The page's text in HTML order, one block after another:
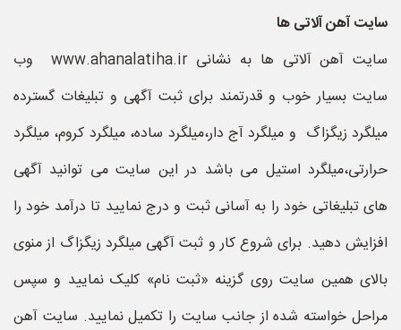
سایت آهن آلاتی ها
سایت آهن آلاتی ها به نشانی www.ahanalatiha.ir وب
سایت بسیار خوب و قدرتمند برای ثبت آگهی و تبلیغات گسترده
میلگرد زیگزاگ و میلگرد آج دار،میلگرد ساده، میلگرد کروم، میلگرد
حرارتی،میلگرد استیل می باشد در این سایت می توانید آگهی
های تبلیغاتی خود را به آسانی ثبت و درج نمایید تا درآمد خود را
افزایش دهید. برای شروع کار و ثبت آگهی میلگرد زیگزاگ از منوی
بالای همین سایت روی گزینه «ثبت نام» کلیک نمایید و سپس
مراحل خواسته شده از جانب سایت را تکمیل نمایید. سایت آهن